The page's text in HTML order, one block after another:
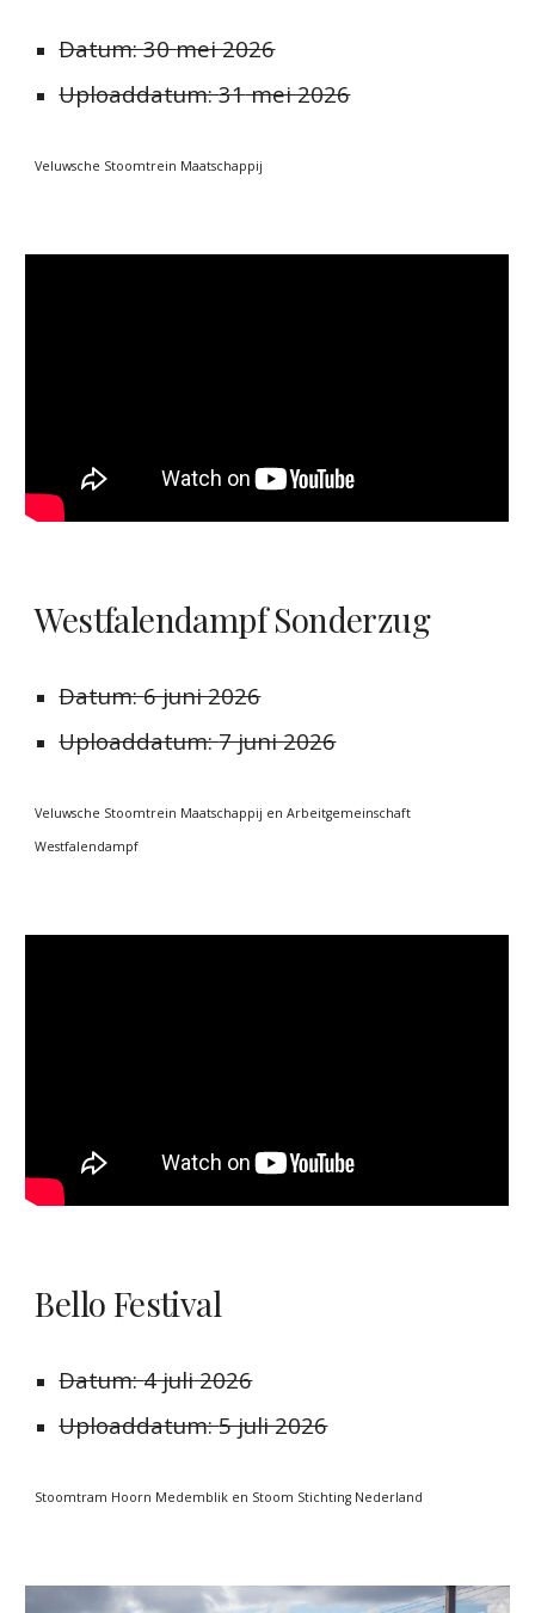
Datum:30mei 2026
Uploaddatum:31mei 2026
Veluwsche Stoomtrein Maatschappij
Westfalendampf Sonderzug
Datum:6 juni 2026
Uploaddatum:7 juni 2026
Veluwsche Stoomtrein Maatschappij en Arbeitgemeinschaft
Westfalendampf
Bello Festival
Datum:4 juli2026
Uploaddatum:5 juli 2026
Stoomtram Hoorn Medemblik en Stoom Stichting Nederland